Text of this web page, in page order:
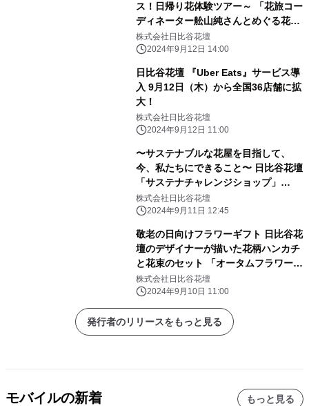
ス！日帰り花体験ツアー～ 「花旅コー
ディネーター舩山純さんとめぐる花散
歩」 千葉・あけぼの山農業公園で10
月18日（金）開催
株式会社日比谷花壇
2024年9月12日 14:00
日比谷花壇 『Uber Eats』サービス導
入 9月12日（木）から全国36店舗に拡
大！
株式会社日比谷花壇
2024年9月12日 11:00
〜サステナブルな花屋を目指して、
今、私たちにできること〜 日比谷花壇
「サステナチャレンジショップ」
Hibiya-Kadan Style 渋谷ヒカリエ
ShinQs店内に 9月11日（水）から25
株式会社日比谷花壇
2024年9月11日 12:45
敬老の日向けフラワーギフト 日比谷花
壇のデザイナーが描いた花柄ハンカチ
と花束のセット 「オータムフラワーシ
ュシュフルール」 9月10日（火）から
日比谷花壇の店頭限定で販売開始
株式会社日比谷花壇
2024年9月10日 11:00
発行者のリリースをもっと見る
モバイルの新着 もっと見る